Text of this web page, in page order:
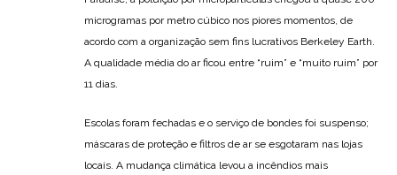
microgramas por metro cúbico nos piores momentos, de
acordo com a organização sem fins lucrativos Berkeley Earth.
A qualidade média do ar ficou entre “ruim” e “muito ruim” por
11 dias.
Escolas foram fechadas e o serviço de bondes foi suspenso;
máscaras de proteção e filtros de ar se esgotaram nas lojas
locais. A mudança climática levou a incêndios mais